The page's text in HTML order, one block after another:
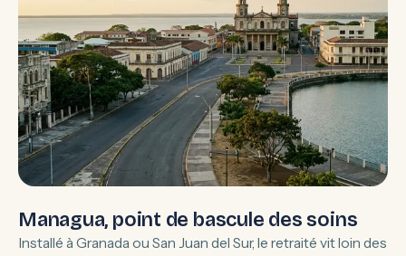
Managua, point de bascule des soins
Installé à Granada ou San Juan del Sur, le retraité vit loin des